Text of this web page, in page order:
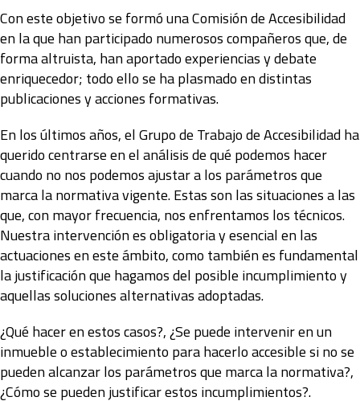
Con este objetivo se formó una Comisión de Accesibilidad
en la que han participado numerosos compañeros que, de
forma altruista, han aportado experiencias y debate
enriquecedor; todo ello se ha plasmado en distintas
publicaciones y acciones formativas.
En los últimos años, el Grupo de Trabajo de Accesibilidad ha
querido centrarse en el análisis de qué podemos hacer
cuando no nos podemos ajustar a los parámetros que
marca la normativa vigente. Estas son las situaciones a las
que, con mayor frecuencia, nos enfrentamos los técnicos.
Nuestra intervención es obligatoria y esencial en las
actuaciones en este ámbito, como también es fundamental
la justificación que hagamos del posible incumplimiento y
aquellas soluciones alternativas adoptadas.
¿Qué hacer en estos casos?, ¿Se puede intervenir en un
inmueble o establecimiento para hacerlo accesible si no se
pueden alcanzar los parámetros que marca la normativa?,
¿Cómo se pueden justificar estos incumplimientos?.